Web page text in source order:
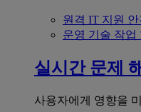
원격 IT 지원
운영 기술 작업
실시간 문제
사용자에게 영향을